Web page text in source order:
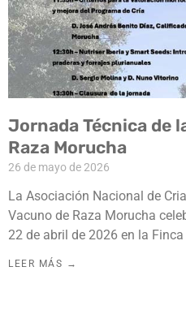
Jornada Técnica de
Raza Morucha
26 de mayo de 2026
La Asociación Nacional de
Vacuno de Raza Morucha
22 de abril de 2026 en la
LEER MÁS →